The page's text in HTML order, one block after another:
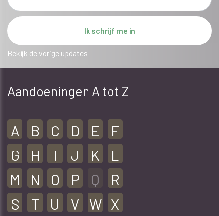
Bekijk de vorige updates
Aandoeningen A tot Z
A B C D E
F
G
H I J K
L
M
N O P Q
R
S
T U V W X